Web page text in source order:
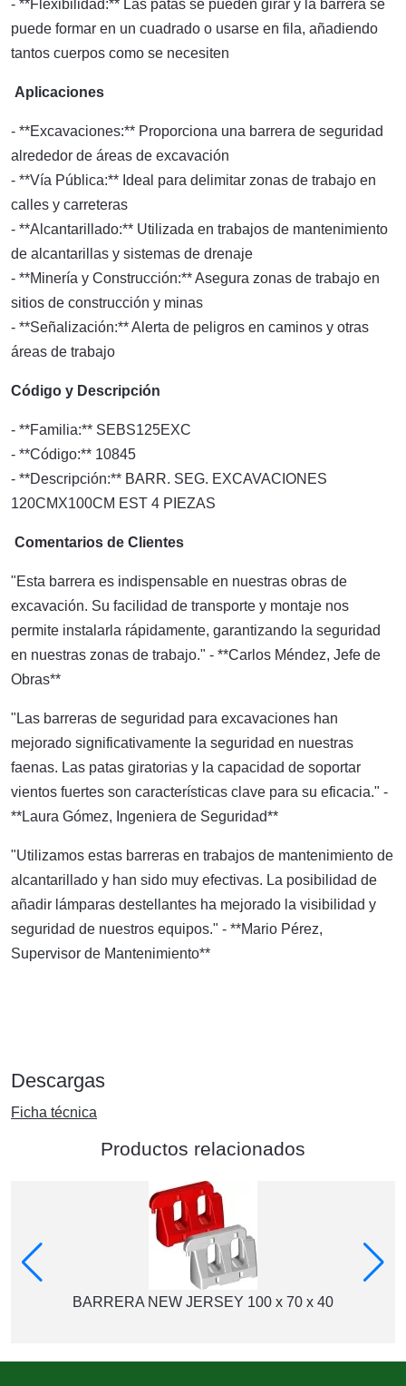
- **Flexibilidad:** Las patas se pueden girar y la barrera se
puede formar en un cuadrado o usarse en fila, añadiendo
tantos cuerpos como se necesiten
Aplicaciones
- **Excavaciones:** Proporciona una barrera de seguridad
alrededor de áreas de excavación
- **Vía Pública:** Ideal para delimitar zonas de trabajo en
calles y carreteras
- **Alcantarillado:** Utilizada en trabajos de mantenimiento
de alcantarillas y sistemas de drenaje
- **Minería y Construcción:** Asegura zonas de trabajo en
sitios de construcción y minas
- **Señalización:** Alerta de peligros en caminos y otras
áreas de trabajo
Código y Descripción
- **Familia:** SEBS125EXC
- **Código:** 10845
- **Descripción:** BARR. SEG. EXCAVACIONES
120CMX100CM EST 4 PIEZAS
Comentarios de Clientes
"Esta barrera es indispensable en nuestras obras de
excavación. Su facilidad de transporte y montaje nos
permite instalarla rápidamente, garantizando la seguridad
en nuestras zonas de trabajo." - **Carlos Méndez, Jefe de
Obras**
"Las barreras de seguridad para excavaciones han
mejorado significativamente la seguridad en nuestras
faenas. Las patas giratorias y la capacidad de soportar
vientos fuertes son características clave para su eficacia." -
**Laura Gómez, Ingeniera de Seguridad**
"Utilizamos estas barreras en trabajos de mantenimiento de
alcantarillado y han sido muy efectivas. La posibilidad de
añadir lámparas destellantes ha mejorado la visibilidad y
seguridad de nuestros equipos." - **Mario Pérez,
Supervisor de Mantenimiento**
Descargas
Ficha técnica
Productos relacionados
BARRERA NEW JERSEY 100 x 70 x 40